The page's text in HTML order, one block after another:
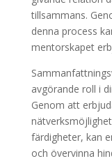
tillsammans.
denna process
mentorskapet
avgörande roll i
Genom att
färdigheter, kan
och övervinna